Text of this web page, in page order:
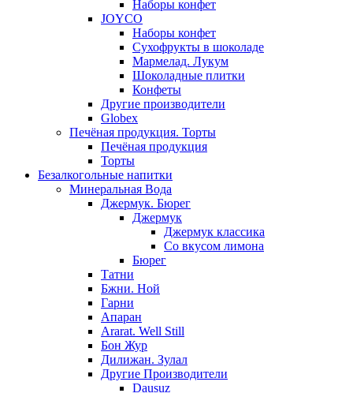
Наборы конфет
JOYCO
Наборы конфет
Сухофрукты в шоколаде
Мармелад. Лукум
Шоколадные плитки
Конфеты
Другие производители
Globex
Печёная продукция. Торты
Печёная продукция
Торты
Безалкогольные напитки
Минеральная Вода
Джермук. Бюрег
Джермук
Джермук классика
Со вкусом лимона
Бюрег
Татни
Бжни. Ной
Гарни
Апаран
Ararat. Well Still
Бон Жур
Дилижан. Зулал
Другие Производители
Dausuz